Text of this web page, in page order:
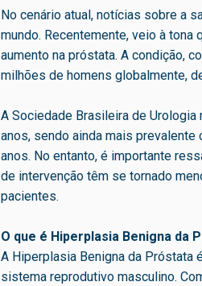
No cenário atual, notícias sobre a
mundo. Recentemente, veio à tona
aumento na próstata. A condição,
milhões de homens globalmente,
A Sociedade Brasileira de
anos, sendo ainda mais prevalente
anos. No entanto, é importante
de intervenção têm se tornado
pacientes.
O que é Hiperplasia Benigna da
A Hiperplasia Benigna da Próstata
sistema reprodutivo masculino.